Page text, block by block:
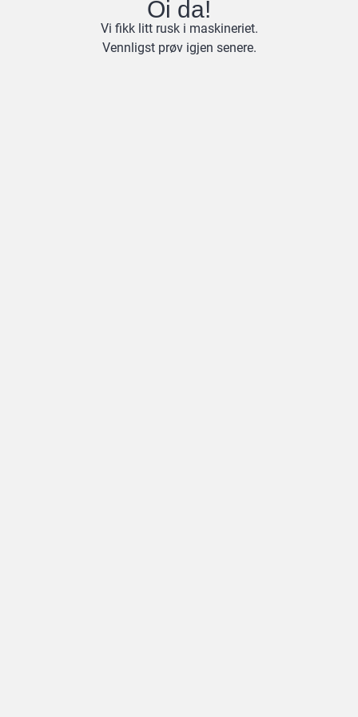
Oi da!
Vi fikk litt rusk i maskineriet.
Vennligst prøv igjen senere.